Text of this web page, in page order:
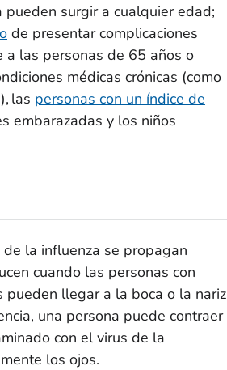
surgir a cualquier edad;
de presentar complicaciones
a las personas de 65 años o
médicas crónicas (como
las personas con un índice de
embarazadas y los niños
la influenza se propagan
cuando las personas con
llegar a la boca o la nariz
una persona puede contraer
con el virus de la
los ojos.